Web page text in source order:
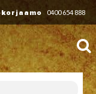
0400 654 888